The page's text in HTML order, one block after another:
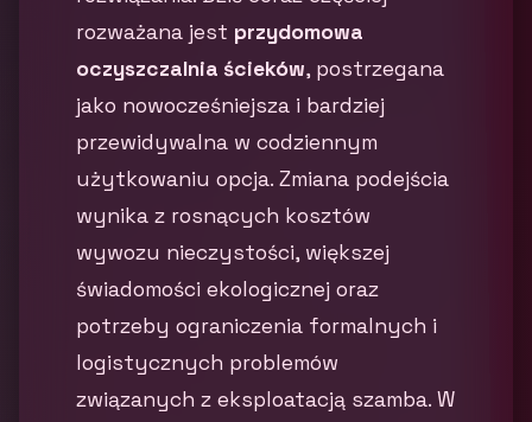
rozważana jest przydomowa
oczyszczalnia ścieków, postrzegana
jako nowocześniejsza i bardziej
przewidywalna w codziennym
użytkowaniu opcja. Zmiana podejścia
wynika z rosnących kosztów
wywozu nieczystości, większej
świadomości ekologicznej oraz
potrzeby ograniczenia formalnych i
logistycznych problemów
związanych z eksploatacją szamba. W